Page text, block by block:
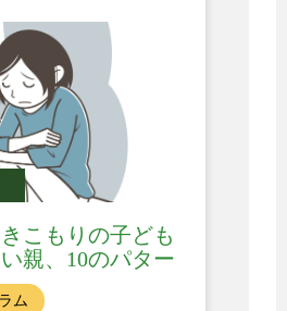
こもりの子ども
親、10のパター
ム